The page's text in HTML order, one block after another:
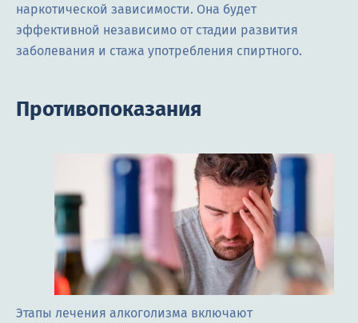
наркотической зависимости. Она будет
эффективной независимо от стадии развития
заболевания и стажа употребления спиртного.
Противопоказания
Этапы лечения алкоголизма включают